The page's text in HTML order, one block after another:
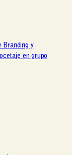
Branding y
en grupo